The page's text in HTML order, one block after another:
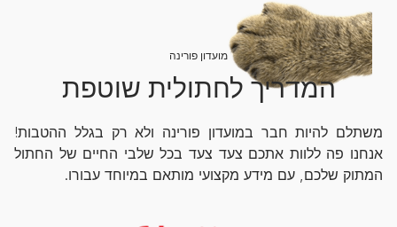
מועדון פורינה
המדריך לחתולית שוטפת
משתלם להיות חבר במועדון פורינה ולא רק בגלל ההטבות!
אנחנו פה ללוות אתכם צעד צעד בכל שלבי החיים של החתול
המתוק שלכם, עם מידע מקצועי מותאם במיוחד עבורו.